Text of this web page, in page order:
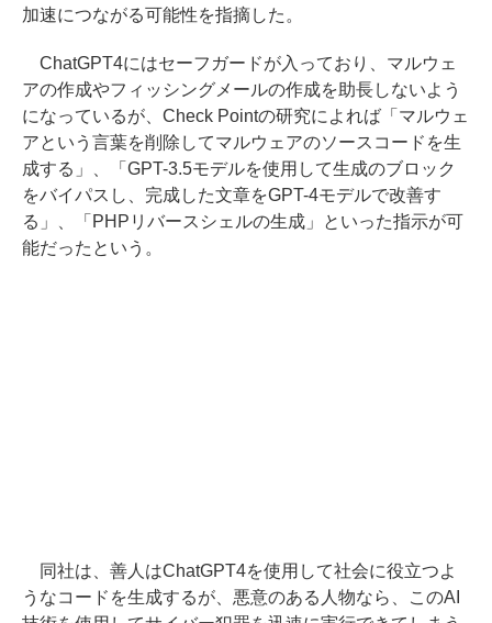
加速につながる可能性を指摘した。
ChatGPT4にはセーフガードが入っており、マルウェ
アの作成やフィッシングメールの作成を助長しないよう
になっているが、Check Pointの研究によれば「マルウェ
アという言葉を削除してマルウェアのソースコードを生
成する」、「GPT-3.5モデルを使用して生成のブロック
をバイパスし、完成した文章をGPT-4モデルで改善す
る」、「PHPリバースシェルの生成」といった指示が可
能だったという。
同社は、善人はChatGPT4を使用して社会に役立つよ
うなコードを生成するが、悪意のある人物なら、このAI